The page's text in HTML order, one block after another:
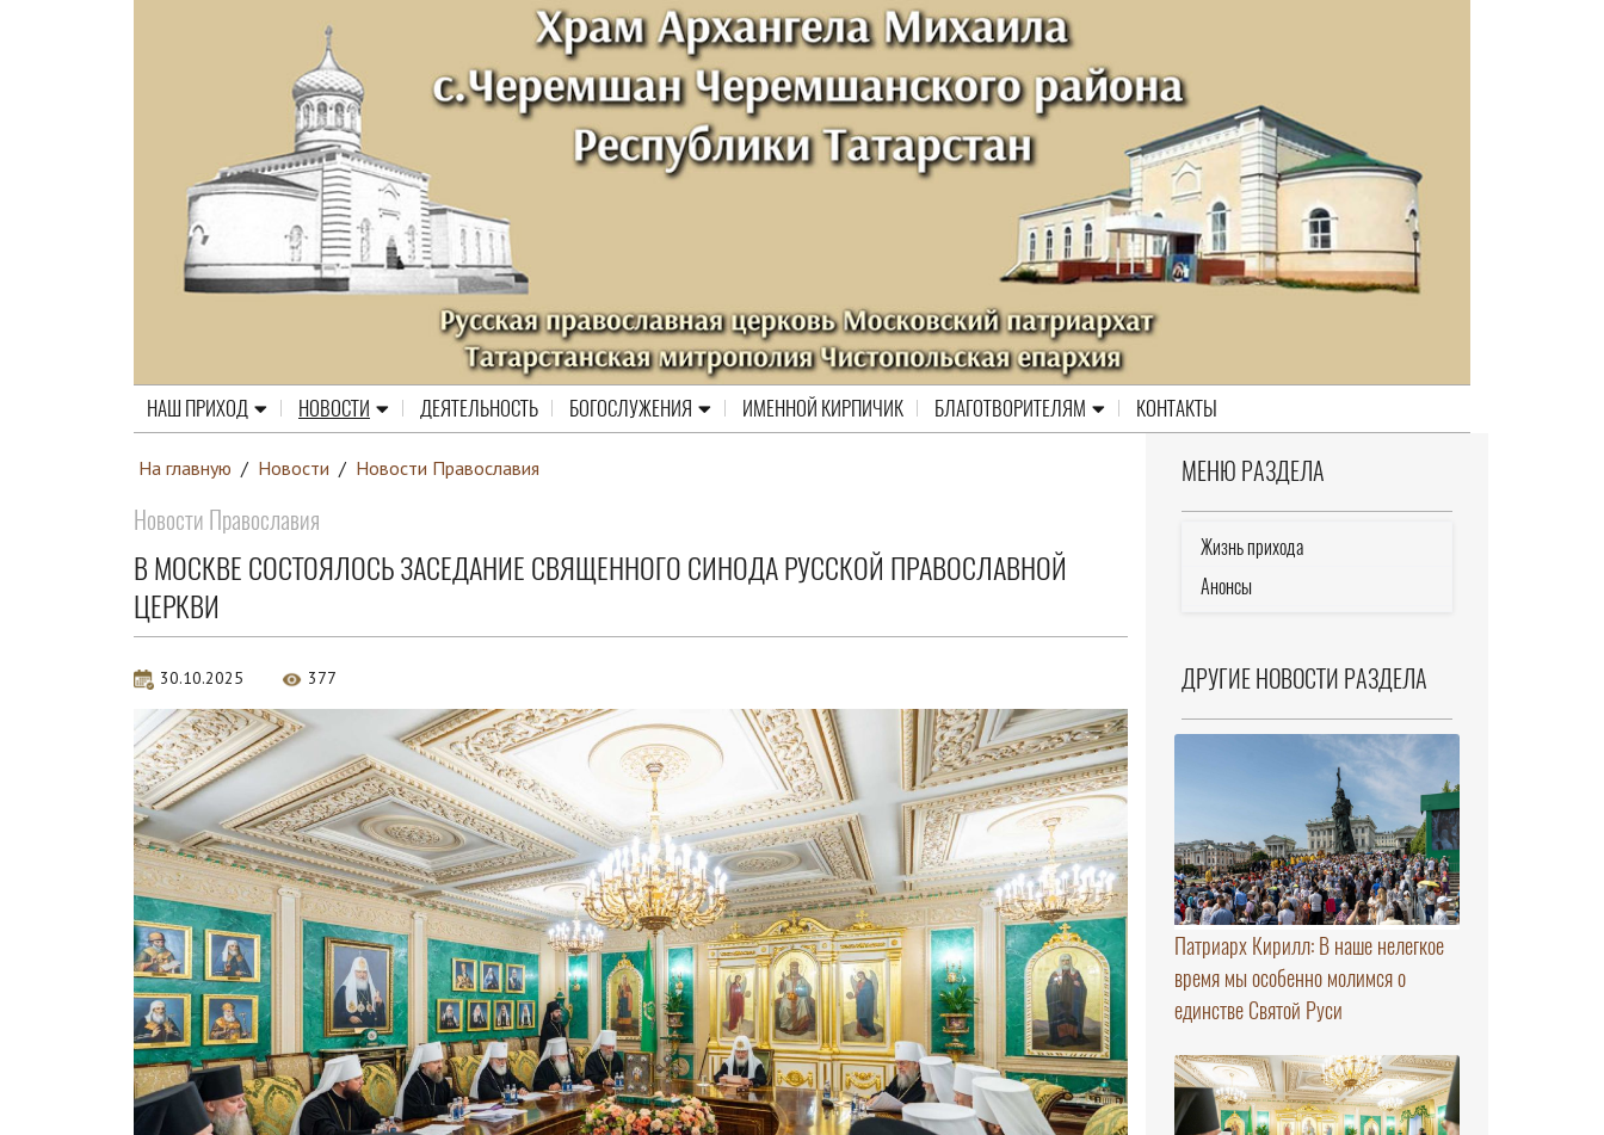
НАШ ПРИХОД НОВОСТИ ДЕЯТЕЛЬНОСТЬ БОГОСЛУЖЕНИЯ ИМЕННОЙ КИРПИЧИК БЛАГОТВОРИТЕЛЯМ КОНТАКТЫ
На главную / Новости / Новости Православия
Новости Православия
В МОСКВЕ СОСТОЯЛОСЬ ЗАСЕДАНИЕ СВЯЩЕННОГО СИНОДА РУССКОЙ ПРАВОСЛАВНОЙ
ЦЕРКВИ
30.10.2025 377
МЕНЮ РАЗДЕЛА
Жизнь прихода
Анонсы
ДРУГИЕ НОВОСТИ РАЗДЕЛА
Патриарх Кирилл: В наше нелегкое
время мы особенно молимся о
единстве Святой Руси